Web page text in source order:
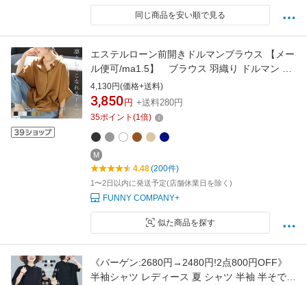
同じ商品を安い順で見る
エステルローン前開きドルマンブラウス 【メー
ル便可/ma1.5】 ブラウス 羽織り ドルマン シ
ャツ エアリー ボタン 華奢 体型カバー 半袖 5分
袖 夏 エステルローン 大人 30代 40代 50代 レデ
ィース
4,130円(価格+送料)
3,850 円 +送料280円
35ポイント (1倍)
M
4.48(200件)
1〜2日以内に発送予定(店舗休業日を除く)
FUNNY COMPANY+
似た商品を探す
《バーゲン:2680円→2480円!2点800円OFF》
半袖シャツ レディース 夏 シャツ 半袖 半そで